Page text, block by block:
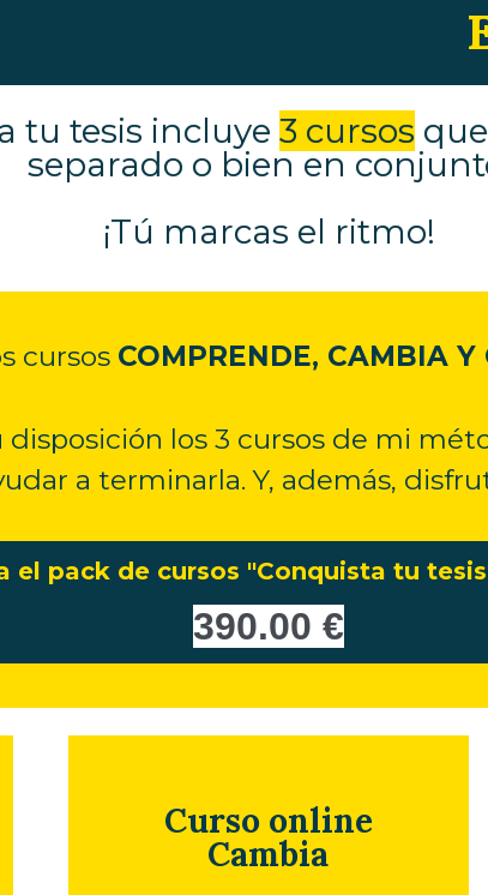
tu tesis incluye 3 cursos
separado o bien en
¡Tú marcas el ritmo!
cursos COMPRENDE, CAMBIA Y
los 3 cursos de mi
a terminarla. Y, además,
el pack de cursos "Conquista tu
390.00 €
Curso online
Cambia